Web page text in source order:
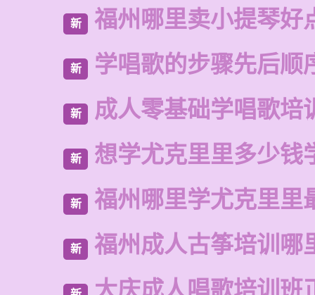
新 福州哪里卖小提琴好
新 学唱歌的步骤先后顺
新 成人零基础学唱歌培
新 想学尤克里里多少钱
新 福州哪里学尤克里里
新 福州成人古筝培训哪
大庆成人唱歌培训班